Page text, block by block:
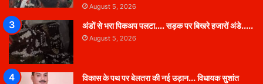
August 5, 2026
अंडों से भरा पिकअप पलटा…. सड़क पर बिखरे हजारों अंडे…..
August 5, 2026
विकास के पथ पर बेलतरा की नई उड़ान… विधायक सुशांत